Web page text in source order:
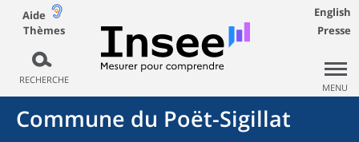
Aide
Thèmes
RECHERCHE
English
Presse
MENU
Commune du Poët-Sigillat